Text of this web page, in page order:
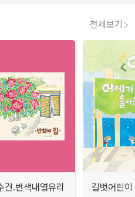
전체보기
.변색내열유리
길벗어린